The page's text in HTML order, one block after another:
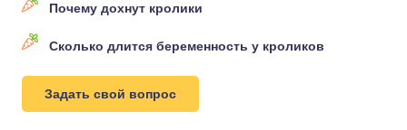
Почему дохнут кролики
Сколько длится беременность у кроликов
Задать свой вопрос